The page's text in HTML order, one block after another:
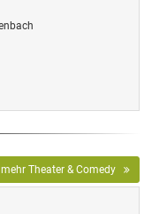
mehr Theater & Comedy